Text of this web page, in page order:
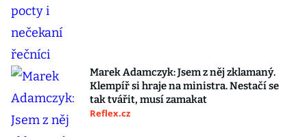
Marek Adamczyk: Jsem z něj zklamaný.
Klempíř si hraje na ministra. Nestačí se
tak tvářit, musí zamakat
Reflex.cz